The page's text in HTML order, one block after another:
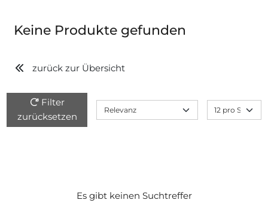
Keine Produkte gefunden
zurück zur Übersicht
Filter
zurücksetzen
Es gibt keinen Suchtreffer